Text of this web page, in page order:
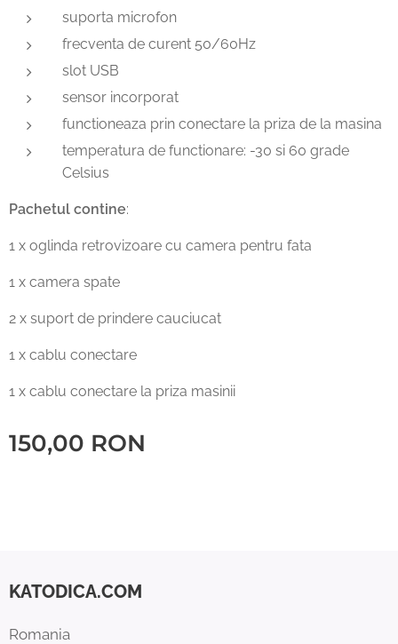
suporta microfon
frecventa de curent 50/60Hz
slot USB
sensor incorporat
functioneaza prin conectare la priza de la masina
temperatura de functionare: -30 si 60 grade
Celsius
Pachetul contine:
1 x oglinda retrovizoare cu camera pentru fata
1 x camera spate
2 x suport de prindere cauciucat
1 x cablu conectare
1 x cablu conectare la priza masinii
150,00 RON
KATODICA.COM
Romania